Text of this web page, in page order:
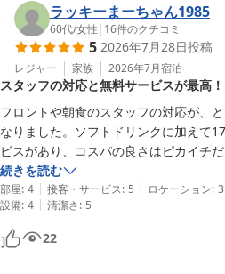
お待ちしております。
スーパーホテル大垣駅前
支配人
スーパーホテル大垣駅前
2026-06-10
ご到着時の一杯が少しでもお客様の
あれば、私どもも光栄でございます。
また、ご入室の際にトイレの設置角
言葉を賜りありがとうございます。
快適さや使いやすさを追求したデザ
大変励みになります。
健康を意識した朝食にご満足いただけ
とても嬉しく、当ホテル自慢のバイキ
けており、一日の始まりにぴったりの
す。
このような温かいお言葉をお寄せい
ラッキーまーちゃん1985
60代/女性 | 16件のクチコミ
5 2026年7月28日投稿
レジャー 家族 2026年7月宿泊
スタッフの対応と無料サービスが最高！
フロントや朝食のスタッフの対応が、
なりました。ソフトドリンクに加えて
ビスがあり、コスパの良さはピカイチ
たのは残念でしたが、また利用したい
たが、安く停めれる所を教えていただ
ーマンスこれからも期待しています！
続きを読む
部屋: 4 | 接客・サービス: 5 | ロケーション: 3
設備: 4 | 清潔さ: 5
22